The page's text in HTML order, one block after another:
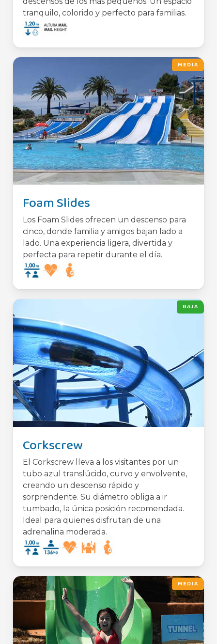
tranquilo, colorido y perfecto para familias.
MEDIA
Foam Slides
Los Foam Slides ofrecen un descenso para
cinco, donde familia y amigos bajan lado a
lado. Una experiencia ligera, divertida y
perfecta para repetir durante el día.
BAJA
Corkscrew
El Corkscrew lleva a los visitantes por un
tubo azul translúcido, curvo y envolvente,
creando un descenso rápido y
sorprendente. Su diámetro obliga a ir
tumbado, la única posición recomendada.
Ideal para quienes disfrutan de una
adrenalina moderada.
MEDIA